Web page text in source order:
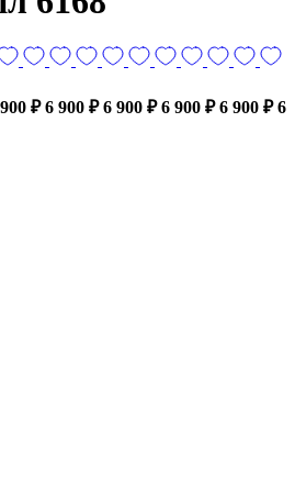
₽ 6 900 ₽ 6 900 ₽ 6 900 ₽ 6 900 ₽ 6